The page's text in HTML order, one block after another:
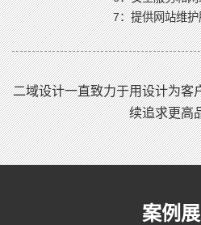
7：提供网站维
二域设计一直致力于用设计为客
续追求更高
案例